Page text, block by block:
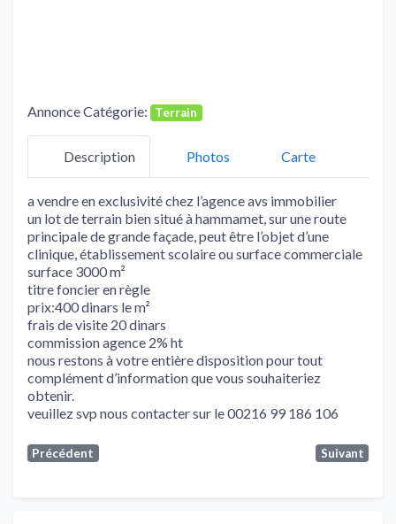
Annonce Catégorie: Terrain
Description Photos Carte
a vendre en exclusivité chez l’agence avs immobilier
un lot de terrain bien situé à hammamet, sur une route
principale de grande façade, peut être l’objet d’une
clinique, établissement scolaire ou surface commerciale
surface 3000 m²
titre foncier en règle
prix:400 dinars le m²
frais de visite 20 dinars
commission agence 2% ht
nous restons à votre entière disposition pour tout
complément d’information que vous souhaiteriez
obtenir.
veuillez svp nous contacter sur le 00216 99 186 106
Précédent Suivant